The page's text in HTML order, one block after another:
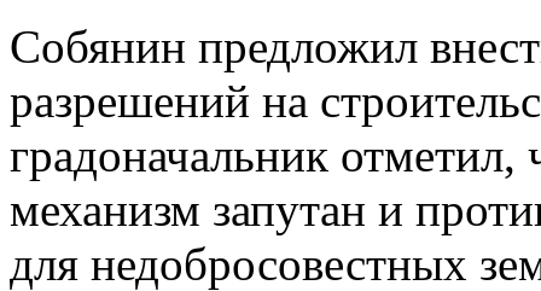
Собянин предложил
разрешений на
градоначальник отметил,
механизм запутан и
для недобросовестных